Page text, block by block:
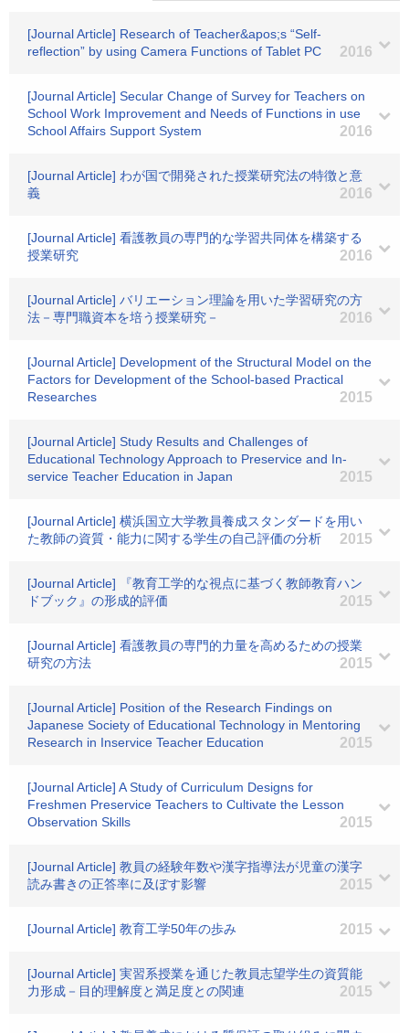
[Journal Article] Research of Teacher&apos;s “Self-
reflection” by using Camera Functions of Tablet PC
2016
[Journal Article] Secular Change of Survey for Teachers on
School Work Improvement and Needs of Functions in use
School Affairs Support System
2016
[Journal Article] わが国で開発された授業研究法の特徴と意
義
2016
[Journal Article] 看護教員の専門的な学習共同体を構築する
授業研究
2016
[Journal Article] バリエーション理論を用いた学習研究の方
法－専門職資本を培う授業研究－
2016
[Journal Article] Development of the Structural Model on the
Factors for Development of the School-based Practical
Researches
2015
[Journal Article] Study Results and Challenges of
Educational Technology Approach to Preservice and In-
service Teacher Education in Japan
2015
[Journal Article] 横浜国立大学教員養成スタンダードを用い
た教師の資質・能力に関する学生の自己評価の分析
2015
[Journal Article] 『教育工学的な視点に基づく教師教育ハン
ドブック』の形成的評価
2015
[Journal Article] 看護教員の専門的力量を高めるための授業
研究の方法
2015
[Journal Article] Position of the Research Findings on
Japanese Society of Educational Technology in Mentoring
Research in Inservice Teacher Education
2015
[Journal Article] A Study of Curriculum Designs for
Freshmen Preservice Teachers to Cultivate the Lesson
Observation Skills
2015
[Journal Article] 教員の経験年数や漢字指導法が児童の漢字
読み書きの正答率に及ぼす影響
2015
[Journal Article] 教育工学50年の歩み 2015
[Journal Article] 実習系授業を通じた教員志望学生の資質能
力形成－目的理解度と満足度との関連
2015